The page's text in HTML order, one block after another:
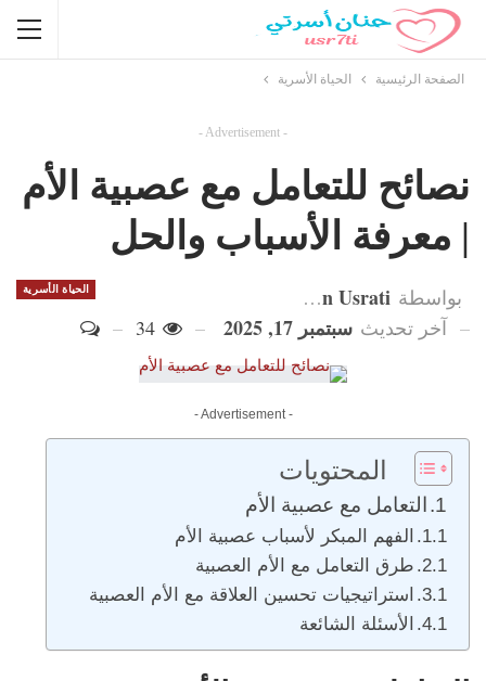
الصفحة الرئيسية الحياة الأسرية
- Advertisement -
نصائح للتعامل مع عصبية الأم
| معرفة الأسباب والحل
الحياة الأسرية بواسطة Hanan Usrati
آخر تحديث سبتمبر 17, 2025
- Advertisement -
المحتويات
التعامل مع عصبية الأم
الفهم المبكر لأسباب عصبية الأم
طرق التعامل مع الأم العصبية
استراتيجيات تحسين العلاقة مع الأم العصبية
الأسئلة الشائعة